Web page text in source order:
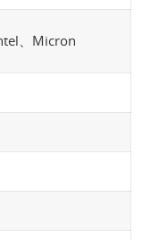
、Micron